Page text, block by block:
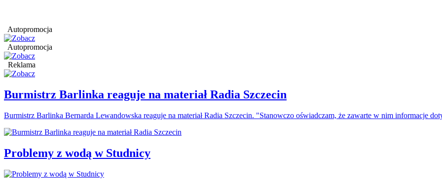
Autopromocja
Autopromocja
Reklama
Burmistrz Barlinka reaguje na materiał Radia Szczecin
Burmistrz Barlinka Bernarda Lewandowska reaguje na materiał Radia Szczecin. "Stanowczo oświadczam, że zawarte w nim informacje
Problemy z wodą w Studnicy